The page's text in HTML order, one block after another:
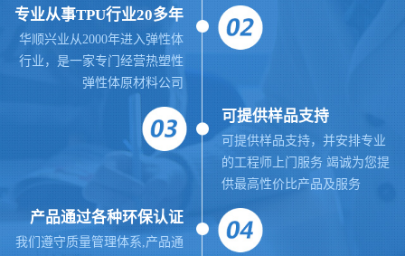
专业从事TPU行业20多年
华顺兴业从2000年进入弹性体
行业，是一家专门经营热塑性
弹性体原材料公司
可提供样品支持
可提供样品支持，并安排专业
的工程师上门服务 竭诚为您提
供最高性价比产品及服务
产品通过各种环保认证
我们遵守质量管理体系,产品通